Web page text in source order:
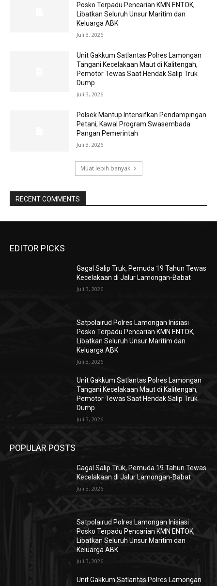
Posko Terpadu Pencarian KMN ENTOK,
Libatkan Seluruh Unsur Maritim dan
Keluarga ABK
Juli 3, 2026
Unit Gakkum Satlantas Polres Lamongan
Tangani Kecelakaan Maut di Kalitengah,
Pemotor Tewas Saat Hendak Salip Truk
Dump
Juli 3, 2026
Polsek Mantup Intensifkan Pendampingan
Petani, Kawal Program Swasembada
Pangan Pemerintah
Juli 3, 2026
Muat lebih banyak
RECENT COMMENTS
EDITOR PICKS
Gagal Salip Truk, Pemuda 19 Tahun Tewas
Kecelakaan di Jalur Lamongan-Babat
Juli 3, 2026
Satpolairud Polres Lamongan Inisiasi
Posko Terpadu Pencarian KMN ENTOK,
Libatkan Seluruh Unsur Maritim dan
Keluarga ABK
Juli 3, 2026
Unit Gakkum Satlantas Polres Lamongan
Tangani Kecelakaan Maut di Kalitengah,
Pemotor Tewas Saat Hendak Salip Truk
Dump
Juli 3, 2026
POPULAR POSTS
Gagal Salip Truk, Pemuda 19 Tahun Tewas
Kecelakaan di Jalur Lamongan-Babat
Juli 3, 2026
Satpolairud Polres Lamongan Inisiasi
Posko Terpadu Pencarian KMN ENTOK,
Libatkan Seluruh Unsur Maritim dan
Keluarga ABK
Juli 3, 2026
Unit Gakkum Satlantas Polres Lamongan